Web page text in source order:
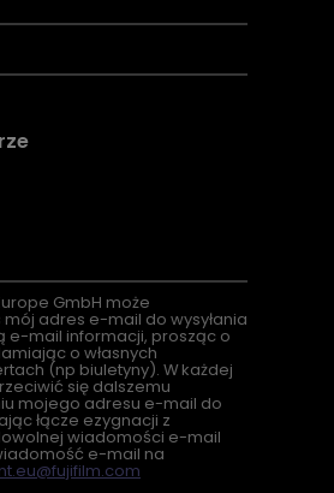
GmbH może
adres e-mail do wysyłania
e-mail informacji, prosząc o
o własnych
(np biuletyny). W każdej
się dalszemu
mojego adresu e-mail do
łącze ezygnacji z
wiadomości e-mail
e-mail na